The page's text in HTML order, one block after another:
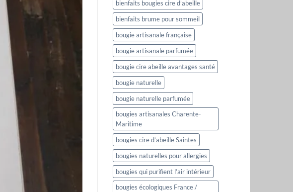
bienfaits bougies cire d’abeille
bienfaits brume pour sommeil
bougie artisanale française
bougie artisanale parfumée
bougie cire abeille avantages santé
bougie naturelle
bougie naturelle parfumée
bougies artisanales Charente-
Maritime
bougies cire d’abeille Saintes
bougies naturelles pour allergies
bougies qui purifient l’air intérieur
bougies écologiques France /